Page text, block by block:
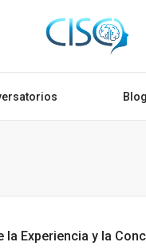
Blog
la Experiencia y la